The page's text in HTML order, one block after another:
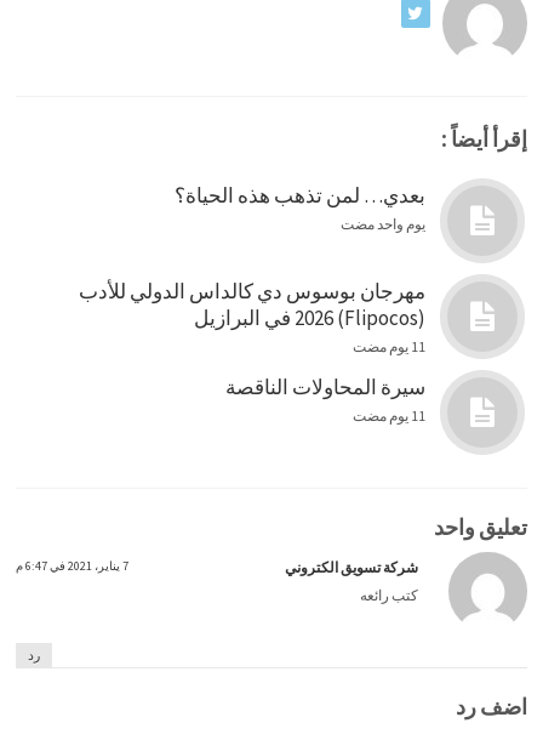
إقرأ أيضاً :
بعدي… لمن تذهب هذه الحياة؟
يوم واحد مضت
مهرجان بوسوس دي كالداس الدولي للأدب
(Flipocos) 2026 في البرازيل
11 يوم مضت
سيرة المحاولات الناقصة
11 يوم مضت
تعليق واحد
شركة تسويق الكتروني 7 يناير، 2021 في 6:47 م
كتب رائعه
رد
اضف رد